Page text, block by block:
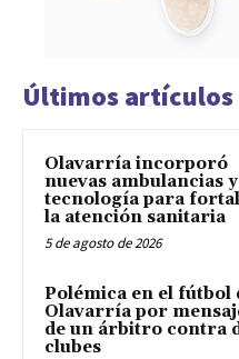
Últimos artículos
Olavarría incorporó
nuevas ambulancias y
tecnología para
la atención sanitaria
5 de agosto de 2026
Polémica en el fútbol
Olavarría por
de un árbitro contra
clubes